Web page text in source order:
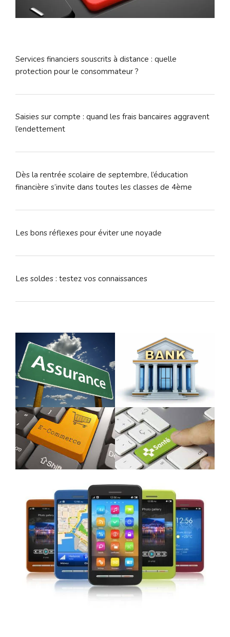
Services financiers souscrits à distance : quelle
protection pour le consommateur ?
Saisies sur compte : quand les frais bancaires aggravent
l’endettement
Dès la rentrée scolaire de septembre, l’éducation
financière s’invite dans toutes les classes de 4ème
Les bons réflexes pour éviter une noyade
Les soldes : testez vos connaissances